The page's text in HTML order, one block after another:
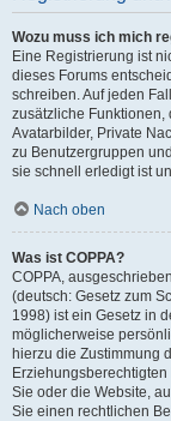
Wozu muss ich mich
Eine Registrierung ist
dieses Forums
schreiben. Auf jeden
zusätzliche Funktionen,
Avatarbilder, Private
zu Benutzergruppen
sie schnell erledigt ist
Nach oben
Was ist COPPA?
COPPA,
(deutsch: Gesetz zum
1998) ist ein Gesetz in
möglicherweise
hierzu die Zustimmung
Sie oder die Website,
Sie einen rechtlichen